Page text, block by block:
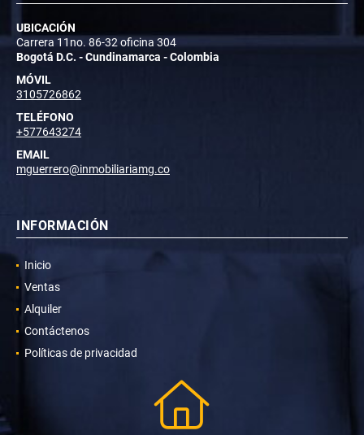
UBICACIÓN
Carrera 11no. 86-32 oficina 304
Bogotá D.C. - Cundinamarca - Colombia
MÓVIL
3105726862
TELÉFONO
+577643274
EMAIL
mguerrero@inmobiliariamg.co
INFORMACIÓN
Inicio
Ventas
Alquiler
Contáctenos
Políticas de privacidad